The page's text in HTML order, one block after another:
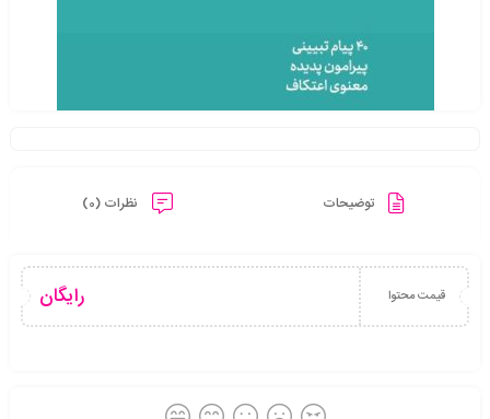
توضیحات نظرات (0)
قیمت محتوا رایگان